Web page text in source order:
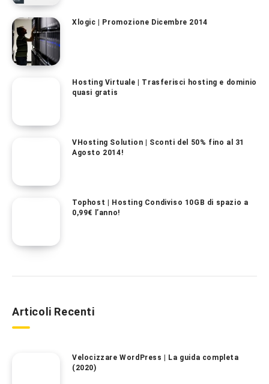
Xlogic | Promozione Dicembre 2014
Hosting Virtuale | Trasferisci hosting e dominio
quasi gratis
VHosting Solution | Sconti del 50% fino al 31
Agosto 2014!
Tophost | Hosting Condiviso 10GB di spazio a
0,99€ l’anno!
Articoli Recenti
Velocizzare WordPress | La guida completa
(2020)